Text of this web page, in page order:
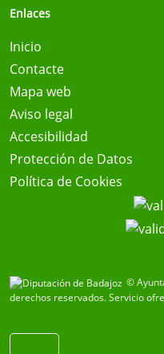
Enlaces
Inicio
Contacte
Mapa web
Aviso legal
Accesibilidad
Protección de Datos
Política de Cookies
©
derechos reservados.Servicio